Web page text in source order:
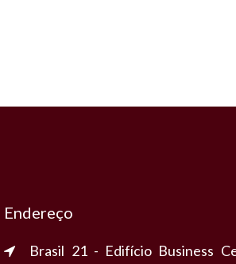
Endereço
Brasil 21 - Edifício Business